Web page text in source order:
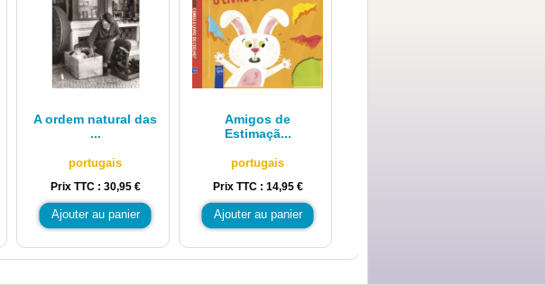
A ordem natural das
...
portugais
Prix TTC : 30,95 €
Ajouter au panier
Amigos de
Estimaçã...
portugais
Prix TTC : 14,95 €
Ajouter au panier